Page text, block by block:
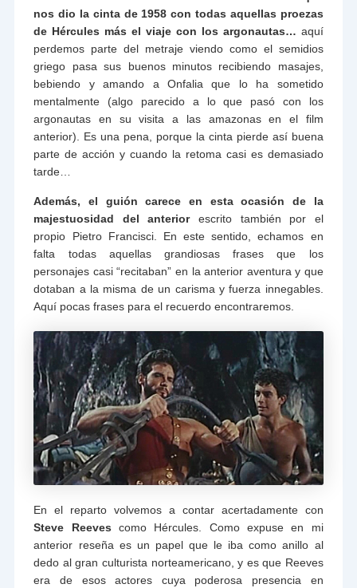
nos dio la cinta de 1958 con todas aquellas proezas
de Hércules más el viaje con los argonautas… aquí
perdemos parte del metraje viendo como el semidios
griego pasa sus buenos minutos recibiendo masajes,
bebiendo y amando a Onfalia que lo ha sometido
mentalmente (algo parecido a lo que pasó con los
argonautas en su visita a las amazonas en el film
anterior). Es una pena, porque la cinta pierde así buena
parte de acción y cuando la retoma casi es demasiado
tarde…
Además, el guión carece en esta ocasión de la
majestuosidad del anteriorescrito también por el
propio Pietro Francisci. En este sentido, echamos en
falta todas aquellas grandiosas frases que los
personajes casi “recitaban” en la anterior aventura y que
dotaban a la misma de un carisma y fuerza innegables.
Aquí pocas frases para el recuerdo encontraremos.
En el reparto volvemos a contar acertadamente con
Steve Reeves como Hércules. Como expuse en mi
anterior reseña es un papel que le iba como anillo al
dedo al gran culturista norteamericano, y es que Reeves
era de esos actores cuya poderosa presencia en